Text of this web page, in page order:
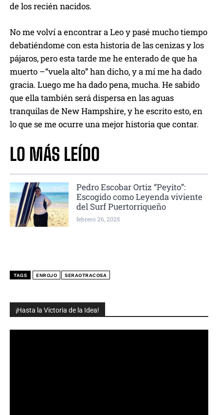
¡Hasta la Victoria de la Idea!
de los recién nacidos.
No me volví a encontrar a Leo y pasé mucho tiempo
debatiéndome con esta historia de las cenizas y los
pájaros, pero esta tarde me he enterado de que ha
muerto –“vuela alto” han dicho, y a mí me ha dado
gracia. Luego me ha dado pena, mucha. He sabido
que ella también será dispersa en las aguas
tranquilas de New Hampshire, y he escrito esto, en
lo que se me ocurre una mejor historia que contar.
LO MÁS LEÍDO
Pedro Escobar Ortiz “Peyito”:
Escogido como Leyenda viviente
del Surf Puertorriqueño
febrero 26, 2025
TAGS ENROJO SERAOTRACOSA